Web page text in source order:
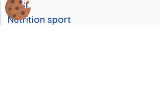
Noel
Nutrition sport